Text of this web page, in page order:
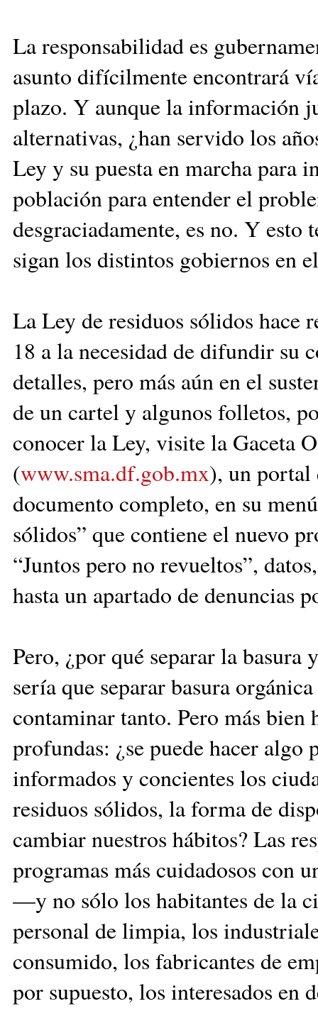
La responsabilidad es
asunto difícilmente encontrará
plazo. Y aunque la información
alternativas, ¿han servido los
Ley y su puesta en marcha para
población para entender el
desgraciadamente, es no. Y esto
sigan los distintos gobiernos en
La Ley de residuos sólidos hace
18 a la necesidad de difundir su
detalles, pero más aún en el
de un cartel y algunos folletos,
conocer la Ley, visite la Gaceta
(www.sma.df.gob.mx), un portal
documento completo, en su
sólidos” que contiene el nuevo
“Juntos pero no revueltos”,
hasta un apartado de denuncias
Pero, ¿por qué separar la basura
sería que separar basura
contaminar tanto. Pero más bien
profundas: ¿se puede hacer algo
informados y concientes los
residuos sólidos, la forma de
cambiar nuestros hábitos? Las
programas más cuidadosos con
—y no sólo los habitantes de la
personal de limpia, los
consumido, los fabricantes de
por supuesto, los interesados en